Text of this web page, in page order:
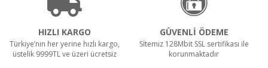
HIZLI KARGO
Türkiye’nin her yerine hızlı kargo,
üstelik 9999TL ve üzeri ücretsiz
GÜVENLİ ÖDEME
Sİtemiz 128Mbit SSL sertifikası ile
korunmaktadır